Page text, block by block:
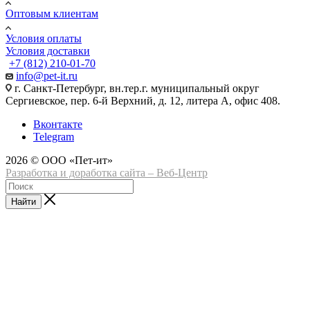
Оптовым клиентам
Условия оплаты
Условия доставки
+7 (812) 210-01-70
info@pet-it.ru
г. Санкт-Петербург, вн.тер.г. муниципальный округ
Сергиевское, пер. 6-й Верхний, д. 12, литера А, офис 408.
Вконтакте
Telegram
2026 © ООО «Пет-ит»
Разработка и доработка сайта – Веб-Центр
Найти